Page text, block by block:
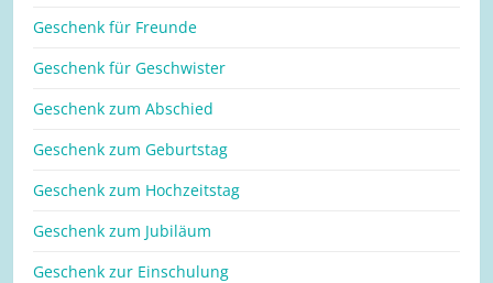
Geschenk für Freunde
Geschenk für Geschwister
Geschenk zum Abschied
Geschenk zum Geburtstag
Geschenk zum Hochzeitstag
Geschenk zum Jubiläum
Geschenk zur Einschulung